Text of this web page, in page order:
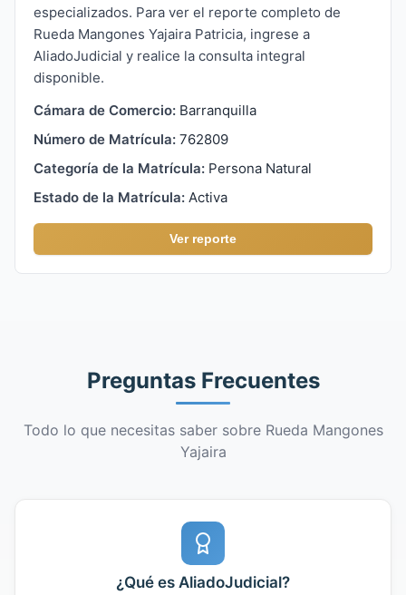
especializados. Para ver el reporte completo de
Rueda Mangones Yajaira Patricia, ingrese a
AliadoJudicial y realice la consulta integral
disponible.
Cámara de Comercio: Barranquilla
Número de Matrícula: 762809
Categoría de la Matrícula: Persona Natural
Estado de la Matrícula: Activa
Ver reporte
Preguntas Frecuentes
Todo lo que necesitas saber sobre Rueda Mangones
Yajaira
¿Qué es AliadoJudicial?